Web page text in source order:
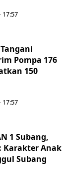
17:57
Pompa 176
150
17:57
1 Subang,
Karakter Anak
Subang